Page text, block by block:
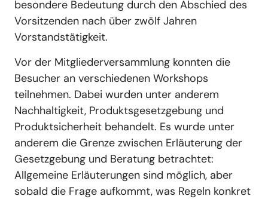
besondere Bedeutung durch den Abschied des
Vorsitzenden nach über zwölf Jahren
Vorstandstätigkeit.
Vor der Mitgliederversammlung konnten die
Besucher an verschiedenen Workshops
teilnehmen. Dabei wurden unter anderem
Nachhaltigkeit, Produktsgesetzgebung und
Produktsicherheit behandelt. Es wurde unter
anderem die Grenze zwischen Erläuterung der
Gesetzgebung und Beratung betrachtet:
Allgemeine Erläuterungen sind möglich, aber
sobald die Frage aufkommt, was Regeln konkret